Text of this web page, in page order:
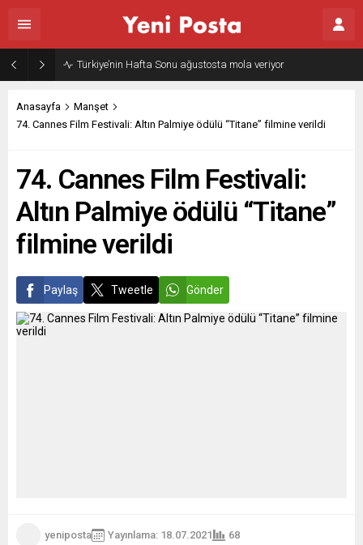
Türkiye’nin Hafta Sonu ağustosta mola veriyor
Anasayfa
Manşet
74. Cannes Film Festivali: Altın Palmiye ödülü “Titane” filmine verildi
74. Cannes Film Festivali:
Altın Palmiye ödülü “Titane”
filmine verildi
Paylaş Tweetle Gönder
yeniposta Yayınlama: 18.07.2021 68